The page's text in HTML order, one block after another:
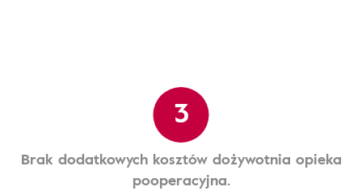
3
Brak dodatkowych kosztów dożywotnia opieka
pooperacyjna.